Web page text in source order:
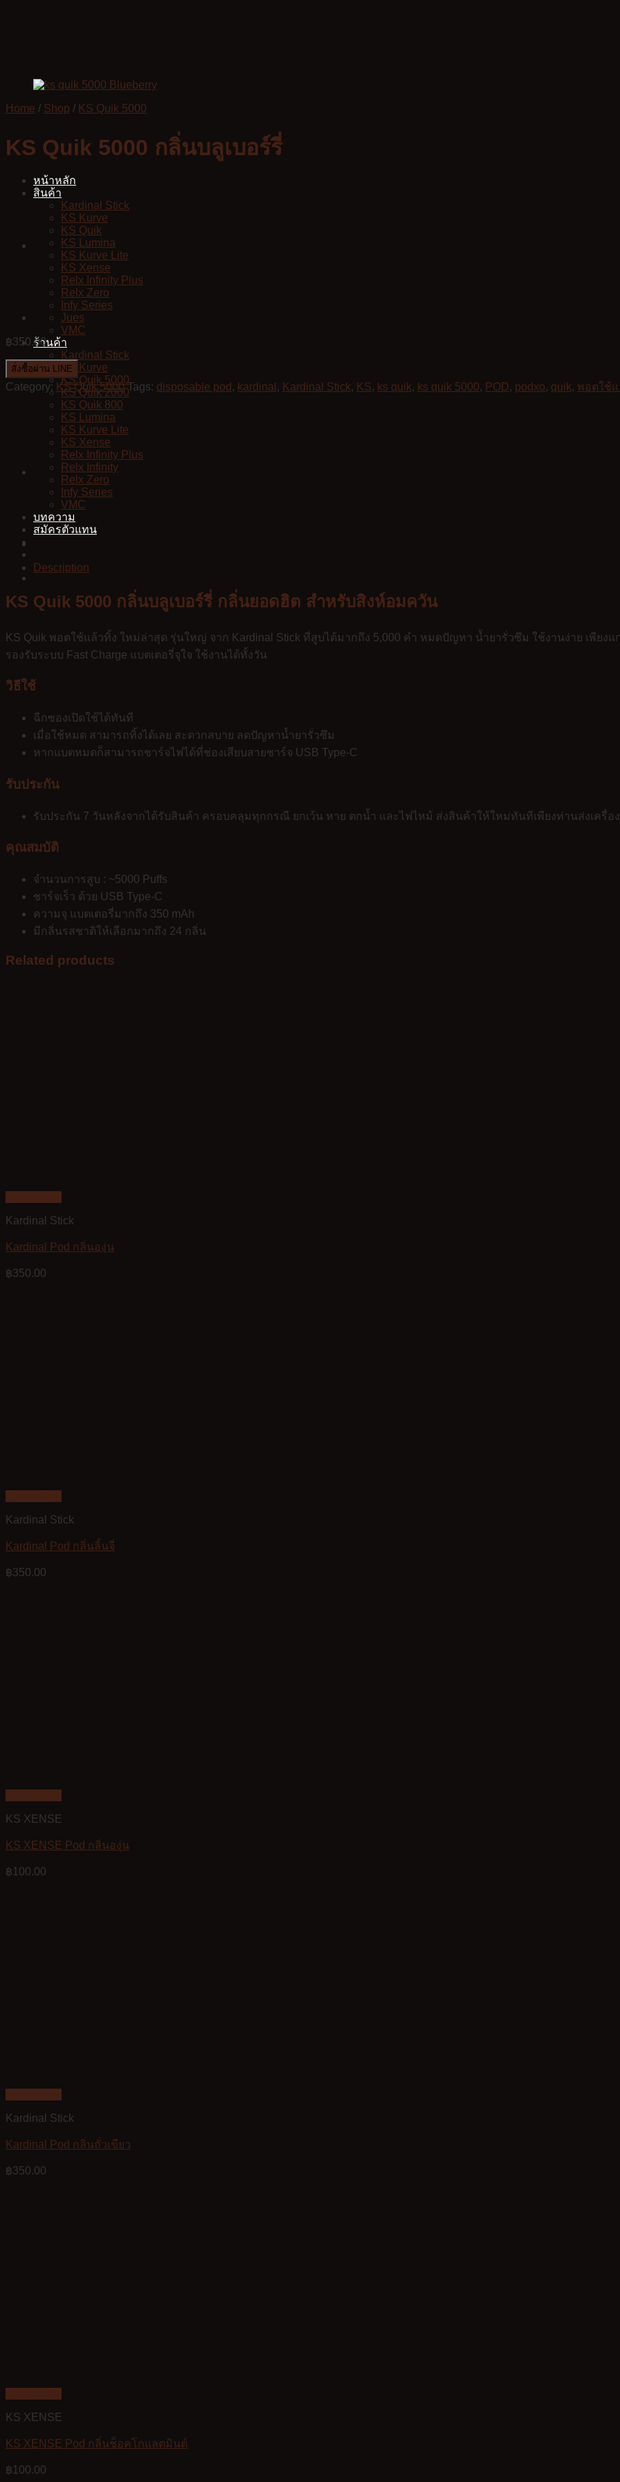
หน้าหลัก
สินค้า
Kardinal Stick
KS Kurve
KS Quik
KS Lumina
KS Kurve Lite
KS Xense
Relx Infinity Plus
Relx Zero
Infy Series
Jues
VMC
ร้านค้า
Kardinal Stick
KS Kurve
KS Quik 5000
KS Quik 2000
KS Quik 800
KS Lumina
KS Kurve Lite
KS Xense
Relx Infinity Plus
Relx Infinity
Relx Zero
Infy Series
VMC
บทความ
สมัครตัวแทน
Home / Shop / KS Quik 5000
KS Quik 5000 กลิ่นบลูเบอร์รี่
฿350.00
สั่งซื้อผ่าน LINE
Category: KS Quik 5000 Tags: disposable pod , kardinal , Kardinal Stick, KS, ks quik, ks quik 5000, POD, podxo, quik, พอตใช้แ
Description
KS Quik 5000 กลิ่นบลูเบอร์รี่ กลิ่นยอดฮิต สำหรับสิงห์อมควัน
KS Quik พอตใช้แล้วทิ้ง ใหม่ล่าสุด รุ่นใหญ่ จาก Kardinal Stick ที่สูบได้มากถึง 5,000 คำ หมดปัญหา น้ำยารั่วซึม ใช้งานง่าย เพียงแ
รองรับระบบ Fast Charge แบตเตอรี่จุใจ ใช้งานได้ทั้งวัน
วิธีใช้
ฉีกซองเปิดใช้ได้ทันที
เมื่อใช้หมด สามารถทิ้งได้เลย สะดวกสบาย ลดปัญหาน้ำยารั่วซึม
หากแบตหมดก็สามารถชาร์จไฟได้ที่ช่องเสียบสายชาร์จ USB Type-C
รับประกัน
รับประกัน 7 วันหลังจากได้รับสินค้า ครอบคลุมทุกกรณี ยกเว้น หาย ตกน้ำ และไฟไหม้ ส่งสินค้าให้ใหม่ทันทีเพียงท่านส่งเครื่อ
คุณสมบัติ
จำนวนการสูบ : ~5000 Puffs
ชาร์จเร็ว ด้วย USB Type-C
ความจุ แบตเตอรี่มากถึง 350 mAh
มีกลิ่นรสชาติให้เลือกมากถึง 24 กลิ่น
Related products
Kardinal Stick
Kardinal Pod กลิ่นองุ่น
฿350.00
Kardinal Stick
Kardinal Pod กลิ่นลิ้นจี่
฿350.00
KS XENSE
KS XENSE Pod กลิ่นองุ่น
฿100.00
Kardinal Stick
Kardinal Pod กลิ่นถั่วเขียว
฿350.00
KS XENSE
KS XENSE Pod กลิ่นช็อคโกแลตมินต์
฿100.00